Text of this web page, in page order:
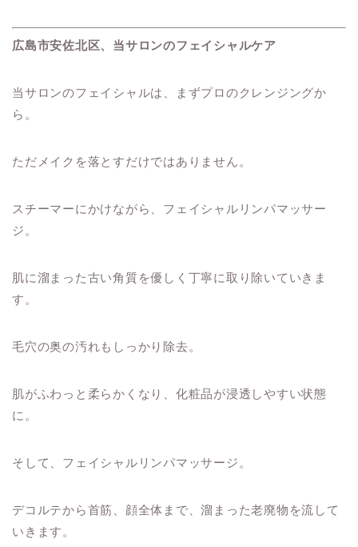
広島市安佐北区、当サロンのフェイシャルケア
当サロンのフェイシャルは、まずプロのクレンジングか
ら。
ただメイクを落とすだけではありません。
スチーマーにかけながら、フェイシャルリンパマッサー
ジ。
肌に溜まった古い角質を優しく丁寧に取り除いていきま
す。
毛穴の奥の汚れもしっかり除去。
肌がふわっと柔らかくなり、化粧品が浸透しやすい状態
に。
そして、フェイシャルリンパマッサージ。
デコルテから首筋、顔全体まで、溜まった老廃物を流して
いきます。